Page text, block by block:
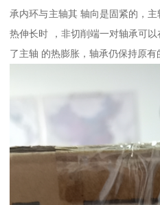
承内环与主轴其 轴向是固紧的，
热伸长时 ，非切削端一对轴承可
了主轴 的热膨胀，轴承仍保持原有